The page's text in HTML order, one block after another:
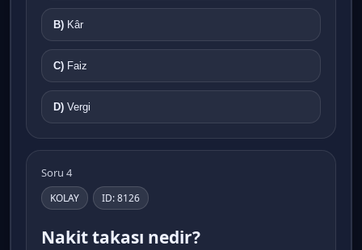
B) Kâr
C) Faiz
D) Vergi
Soru 4
KOLAY ID: 8126
Nakit takası nedir?